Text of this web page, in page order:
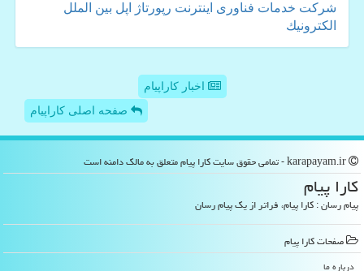
شركت خدمات فناوری اینترنت رپورتاژ اپل بین الملل
الكترونیك
اخبار کاراپیام
صفحه اصلی کاراپیام
كارا پیام
پیام رسان : کارا پیام، فراتر از یک پیام رسان
صفحات كارا پیام
درباره ما